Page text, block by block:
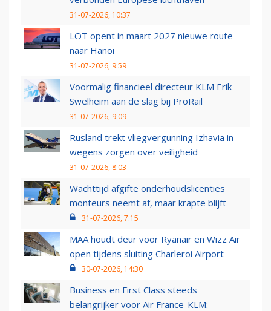
31-07-2026, 10:37
LOT opent in maart 2027 nieuwe route
naar Hanoi
31-07-2026, 9:59
Voormalig financieel directeur KLM Erik
Swelheim aan de slag bij ProRail
31-07-2026, 9:09
Rusland trekt vliegvergunning Izhavia in
wegens zorgen over veiligheid
31-07-2026, 8:03
Wachttijd afgifte onderhoudslicenties
monteurs neemt af, maar krapte blijft
31-07-2026, 7:15
MAA houdt deur voor Ryanair en Wizz Air
open tijdens sluiting Charleroi Airport
30-07-2026, 14:30
Business en First Class steeds
belangrijker voor Air France-KLM: